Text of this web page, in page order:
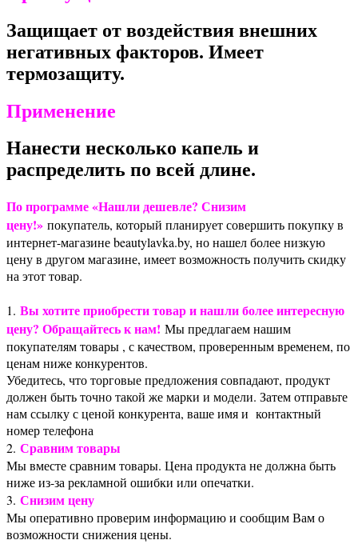
Защищает от воздействия внешних
негативных факторов. Имеет
термозащиту.
Применение
Нанести несколько капель и
распределить по всей длине.
По программе «Нашли дешевле? Снизим
цену!» покупатель, который планирует совершить покупку в
интернет-магазине beautylavka.by, но нашел более низкую
цену в другом магазине, имеет возможность получить скидку
на этот товар.
1. Вы хотите приобрести товар и нашли более интересную
цену? Обращайтесь к нам! Мы предлагаем нашим
покупателям товары , с качеством, проверенным временем, по
ценам ниже конкурентов.
Убедитесь, что торговые предложения совпадают, продукт
должен быть точно такой же марки и модели. Затем отправьте
нам ссылку с ценой конкурента, ваше имя и контактный
номер телефона
2. Сравним товары
Мы вместе сравним товары. Цена продукта не должна быть
ниже из-за рекламной ошибки или опечатки.
3. Снизим цену
Мы оперативно проверим информацию и сообщим Вам о
возможности снижения цены.